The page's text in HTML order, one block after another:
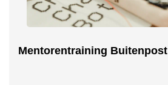
Mentorentraining Buitenpost